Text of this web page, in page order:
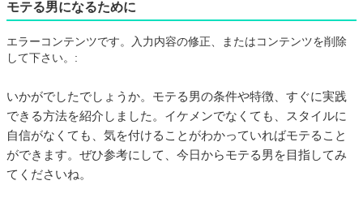
モテる男になるために
エラーコンテンツです。入力内容の修正、またはコンテンツを削除
して下さい。:
いかがでしたでしょうか。モテる男の条件や特徴、すぐに実践
できる方法を紹介しました。イケメンでなくても、スタイルに
自信がなくても、気を付けることがわかっていればモテること
ができます。ぜひ参考にして、今日からモテる男を目指してみ
てくださいね。